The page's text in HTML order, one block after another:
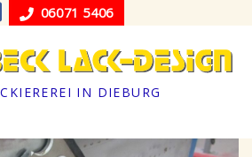
06071 5406
IN DIEBURG